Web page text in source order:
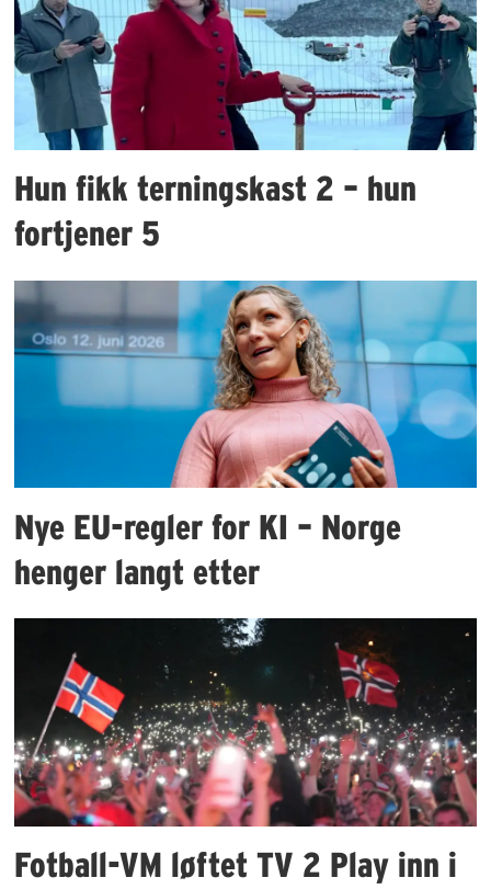
Hun fikk terningskast 2 – hun
fortjener 5
Nye EU-regler for KI – Norge
henger langt etter
Fotball-VM løftet TV 2 Play inn i